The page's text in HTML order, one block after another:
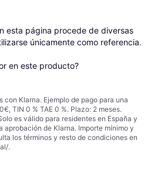
esta página procede de diversas
únicamente como referencia.
en este producto?
Klarna. Ejemplo de pago para una
TIN 0 % TAE 0 %. Plazo: 2 meses.
es válido para residentes en España y
aprobación de Klarna. Importe mínimo y
los términos y resto de condiciones en
.